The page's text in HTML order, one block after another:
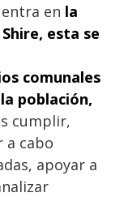
en la
esta se
comunales
población,
cumplir,
a cabo
apoyar a